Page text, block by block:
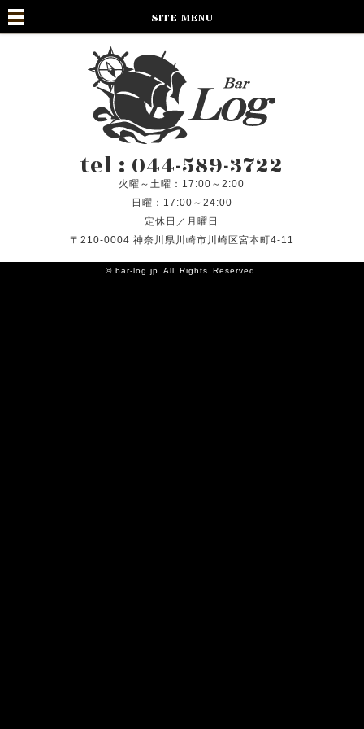
SITE MENU
tel : 044-589-3722
火曜～土曜：17:00～2:00
日曜：17:00～24:00
定休日／月曜日
〒210-0004 神奈川県川崎市川崎区宮本町4-11
© bar-log.jp All Rights Reserved.